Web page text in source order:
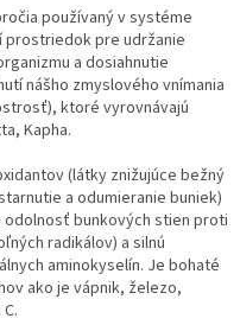
používaný v systéme
prostriedok pre udržanie
a dosiahnutie
nášho zmyslového vnímania
ktoré vyrovnávajú
Kapha.
(látky znižujúce bežný
a odumieranie buniek)
bunkových stien proti
radikálov) a silnú
aminokyselín. Je bohaté
ako je vápnik, železo,